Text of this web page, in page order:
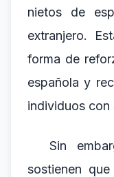
nietos de
extranjero.
forma de
española y
individuos con
Sin
sostienen